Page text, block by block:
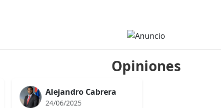
Opiniones
Alejandro Cabrera
24/06/2025